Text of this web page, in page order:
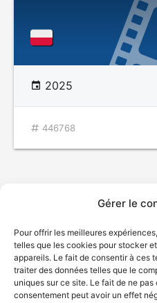
Gérer le
Pour offrir les meilleures
telles que les cookies pour stocker
appareils. Le fait de consentir à ces
traiter des données telles que le
uniques sur ce site. Le fait de ne
consentement peut avoir un effet
2025
446768